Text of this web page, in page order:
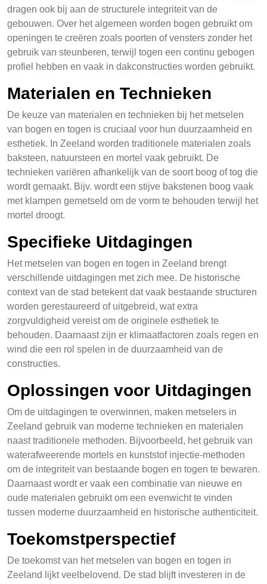
dragen ook bij aan de structurele integriteit van de
gebouwen. Over het algemeen worden bogen gebruikt om
openingen te creëren zoals poorten of vensters zonder het
gebruik van steunberen, terwijl togen een continu gebogen
profiel hebben en vaak in dakconstructies worden gebruikt.
Materialen en Technieken
De keuze van materialen en technieken bij het metselen
van bogen en togen is cruciaal voor hun duurzaamheid en
esthetiek. In Zeeland worden traditionele materialen zoals
baksteen, natuursteen en mortel vaak gebruikt. De
technieken variëren afhankelijk van de soort boog of tog die
wordt gemaakt. Bijv. wordt een stijve bakstenen boog vaak
met klampen gemetseld om de vorm te behouden terwijl het
mortel droogt.
Specifieke Uitdagingen
Het metselen van bogen en togen in Zeeland brengt
verschillende uitdagingen met zich mee. De historische
context van de stad betekent dat vaak bestaande structuren
worden gerestaureerd of uitgebreid, wat extra
zorgvuldigheid vereist om de originele esthetiek te
behouden. Daarnaast zijn er klimaatfactoren zoals regen en
wind die een rol spelen in de duurzaamheid van de
constructies.
Oplossingen voor Uitdagingen
Om de uitdagingen te overwinnen, maken metselers in
Zeeland gebruik van moderne technieken en materialen
naast traditionele methoden. Bijvoorbeeld, het gebruik van
waterafweerende mortels en kunststof injectie-methoden
om de integriteit van bestaande bogen en togen te bewaren.
Daarnaast wordt er vaak een combinatie van nieuwe en
oude materialen gebruikt om een evenwicht te vinden
tussen moderne duurzaamheid en historische authenticiteit.
Toekomstperspectief
De toekomst van het metselen van bogen en togen in
Zeeland lijkt veelbelovend. De stad blijft investeren in de